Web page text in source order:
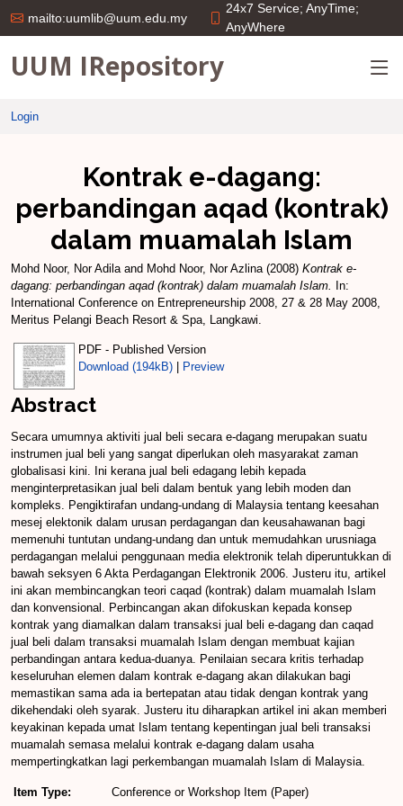
mailto:uumlib@uum.edu.my
24x7 Service; AnyTime;
AnyWhere
UUM IRepository
Login
Kontrak e-dagang:
perbandingan aqad (kontrak)
dalam muamalah Islam
Mohd Noor, Nor Adilaand Mohd Noor, Nor Azlina(2008) Kontrak e-
dagang: perbandingan aqad (kontrak) dalam muamalah Islam.
In:
International Conference on Entrepreneurship 2008, 27 & 28 May 2008,
Meritus Pelangi Beach Resort & Spa, Langkawi.
PDF - Published Version
Download (194kB)
Preview
Abstract
Secara umumnya aktiviti jual beli secara e-dagang merupakan suatu
instrumen jual beli yang sangat diperlukan oleh masyarakat zaman
globalisasi kini. Ini kerana jual beli edagang lebih kepada
menginterpretasikan jual beli dalam bentuk yang lebih moden dan
kompleks. Pengiktirafan undang-undang di Malaysia tentang keesahan
mesej elektonik dalam urusan perdagangan dan keusahawanan bagi
memenuhi tuntutan undang-undang dan untuk memudahkan urusniaga
perdagangan melalui penggunaan media elektronik telah diperuntukkan di
bawah seksyen 6 Akta Perdagangan Elektronik 2006. Justeru itu, artikel
ini akan membincangkan teori caqad (kontrak) dalam muamalah Islam
dan konvensional. Perbincangan akan difokuskan kepada konsep
kontrak yang diamalkan dalam transaksi jual beli e-dagang dan caqad
jual beli dalam transaksi muamalah Islam dengan membuat kajian
perbandingan antara kedua-duanya. Penilaian secara kritis terhadap
keseluruhan elemen dalam kontrak e-dagang akan dilakukan bagi
memastikan sama ada ia bertepatan atau tidak dengan kontrak yang
dikehendaki oleh syarak. Justeru itu diharapkan artikel ini akan memberi
keyakinan kepada umat Islam tentang kepentingan jual beli transaksi
muamalah semasa melalui kontrak e-dagang dalam usaha
mempertingkatkan lagi perkembangan muamalah Islam di Malaysia.
Item Type: Conference or Workshop Item (Paper)